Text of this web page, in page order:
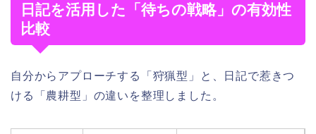
日記を活用した「待ちの戦略」の有効性
比較
自分からアプローチする「狩猟型」と、日記で惹きつ
ける「農耕型」の違いを整理しました。